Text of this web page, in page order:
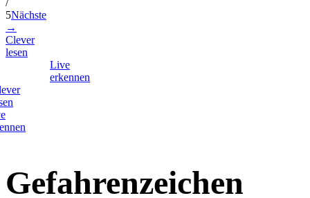
/
5Nächste
→
Clever
lesen
Live
erkennen
Gefahrenzeichen